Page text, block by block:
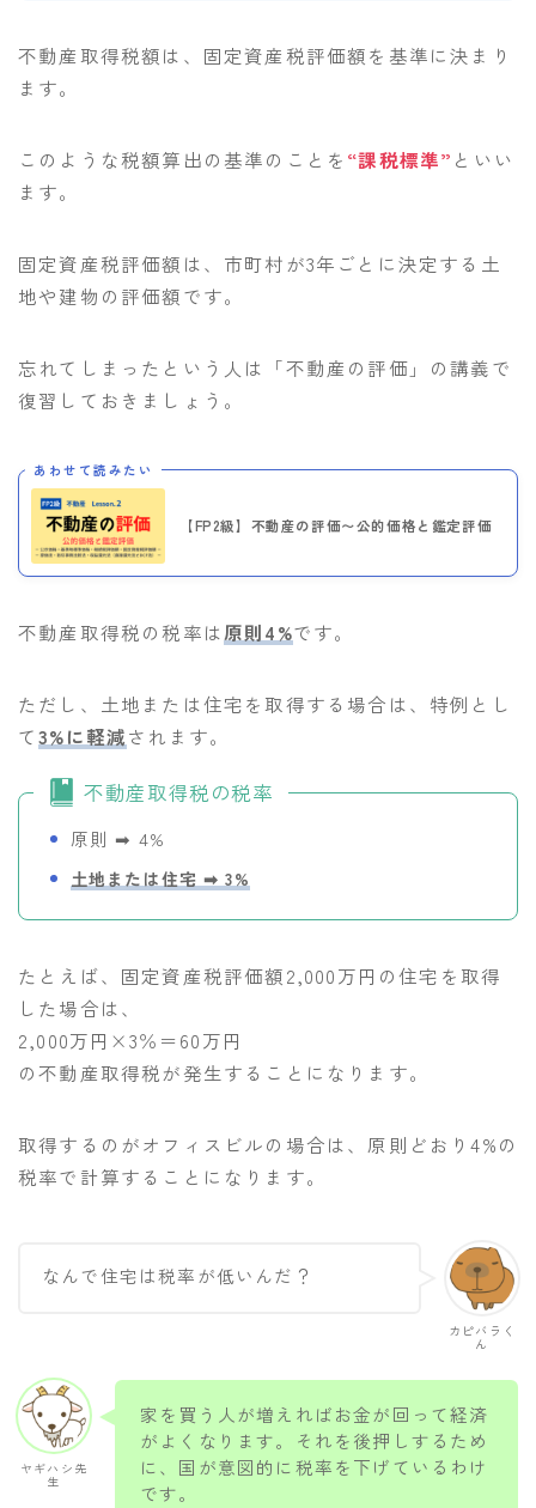
不動産取得税額は、固定資産税評価額を基準に決まり
ます。
このような税額算出の基準のことを “課税標準” といい
ます。
固定資産税評価額は、市町村が3年ごとに決定する土
地や建物の評価額です。
忘れてしまったという人は「不動産の評価」の講義で
復習しておきましょう。
あわせて読みたい
【FP2級】不動産の評価〜公的価格と鑑定評価
不動産取得税の税率は原則4%です。
ただし、土地または住宅を取得する場合は、特例とし
て3%に軽減されます。
不動産取得税の税率
原則 ➡︎ 4%
土地または住宅 ➡︎ 3%
たとえば、固定資産税評価額2,000万円の住宅を取得
した場合は、
2,000万円×3％＝60万円
の不動産取得税が発生することになります。
取得するのがオフィスビルの場合は、原則どおり4%の
税率で計算することになります。
カピバラく
ん
なんで住宅は税率が低いんだ？
ヤギハシ先
生
家を買う人が増えればお金が回って経済
がよくなります。それを後押しするため
に、国が意図的に税率を下げているわけ
です。